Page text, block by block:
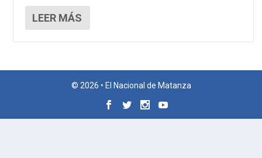
LEER MÁS
© 2026 • El Nacional de Matanza